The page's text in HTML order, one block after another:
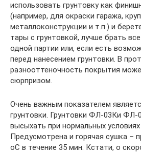
использовать грунтовку как
(например, для окраски гаража,
металлоконструкции и т.п.) и
тары с грунтовкой, лучше брать
одной партии или, если есть
перед нанесением грунтовки. В
разнооттеночность покрытия
сюрпризом.
Очень важным показателем
грунтовки. Грунтовки ФЛ-03Ки
высыхать при нормальных условиях
Предусмотрена и горячая сушка –
оС в течение 35 мин. Кстати, о